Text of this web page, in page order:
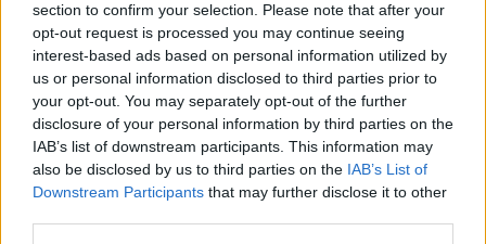
section to confirm your selection. Please note that after your
opt-out request is processed you may continue seeing
interest-based ads based on personal information utilized by
us or personal information disclosed to third parties prior to
your opt-out. You may separately opt-out of the further
disclosure of your personal information by third parties on the
IAB’s list of downstream participants. This information may
also be disclosed by us to third parties on the IAB’s List of
Downstream Participants that may further disclose it to other